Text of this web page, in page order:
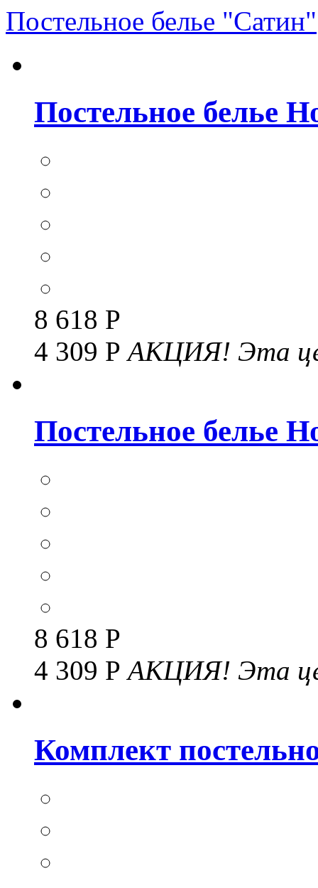
Постельное белье "Сатин"
Постельное белье
8 618 Р
4 309 РАКЦИЯ! Эта
Постельное белье
8 618 Р
4 309 РАКЦИЯ! Эта
Комплект